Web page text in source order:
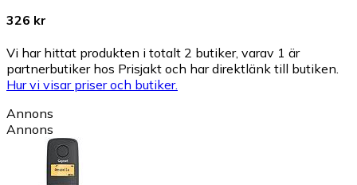
326 kr
Vi har hittat produkten i totalt 2 butiker, varav 1 är
partnerbutiker hos Prisjakt och har direktlänk till butiken.
Hur vi visar priser och butiker.
Annons
Annons